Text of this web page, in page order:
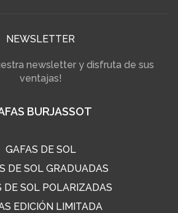
NEWSLETTER
newsletter y disfruta de sus
ventajas!
BURJASSOT
GAFAS DE SOL
DE SOL GRADUADAS
DE SOL POLARIZADAS
EDICIÓN LIMITADA